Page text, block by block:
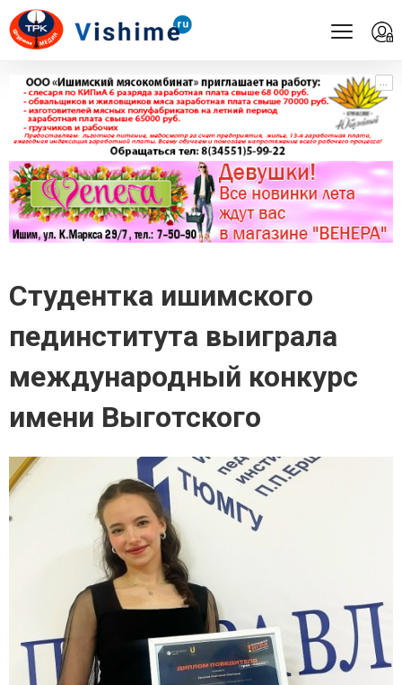
...
...
Студентка ишимского
пединститута выиграла
международный конкурс
имени Выготского